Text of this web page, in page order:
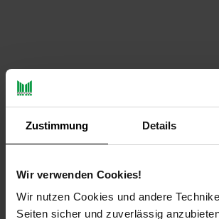
Zustimmung Details
Wir verwenden Cookies!
Wir nutzen Cookies und andere
Seiten sicher und zuverlässig
PAYBACK
Payback Punkte
Produktbeschreibung